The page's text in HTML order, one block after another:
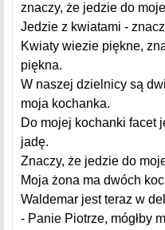
znaczy, że jedzie do
Jedzie z kwiatami -
Kwiaty wiezie piękne,
piękna.
W naszej dzielnicy są
moja kochanka.
Do mojej kochanki facet
jadę.
Znaczy, że jedzie do
Moja żona ma dwóch
Waldemar jest teraz w
- Panie Piotrze, mógłby